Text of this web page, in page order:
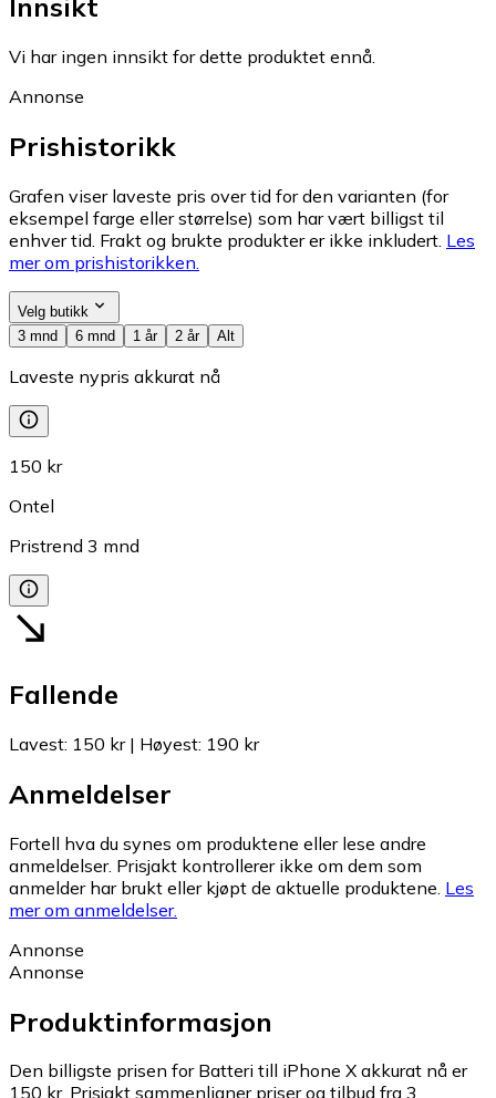
Innsikt
Vi har ingen innsikt for dette produktet ennå.
Annonse
Prishistorikk
Grafen viser laveste pris over tid for den varianten (for
eksempel farge eller størrelse) som har vært billigst til
enhver tid. Frakt og brukte produkter er ikke inkludert. Les
mer om prishistorikken.
Velg butikk
3 mnd
6 mnd 1 år 2 år Alt
Laveste nypris akkurat nå
150 kr
Ontel
Pristrend 3 mnd
Fallende
Lavest: 150 kr| Høyest: 190 kr
Anmeldelser
Fortell hva du synes om produktene eller lese andre
anmeldelser. Prisjakt kontrollerer ikke om dem som
anmelder har brukt eller kjøpt de aktuelle produktene. Les
mer om anmeldelser.
Annonse
Annonse
Produktinformasjon
Den billigste prisen for Batteri till iPhone X akkurat nå er
150 kr. Prisjakt sammenligner priser og tilbud fra 3